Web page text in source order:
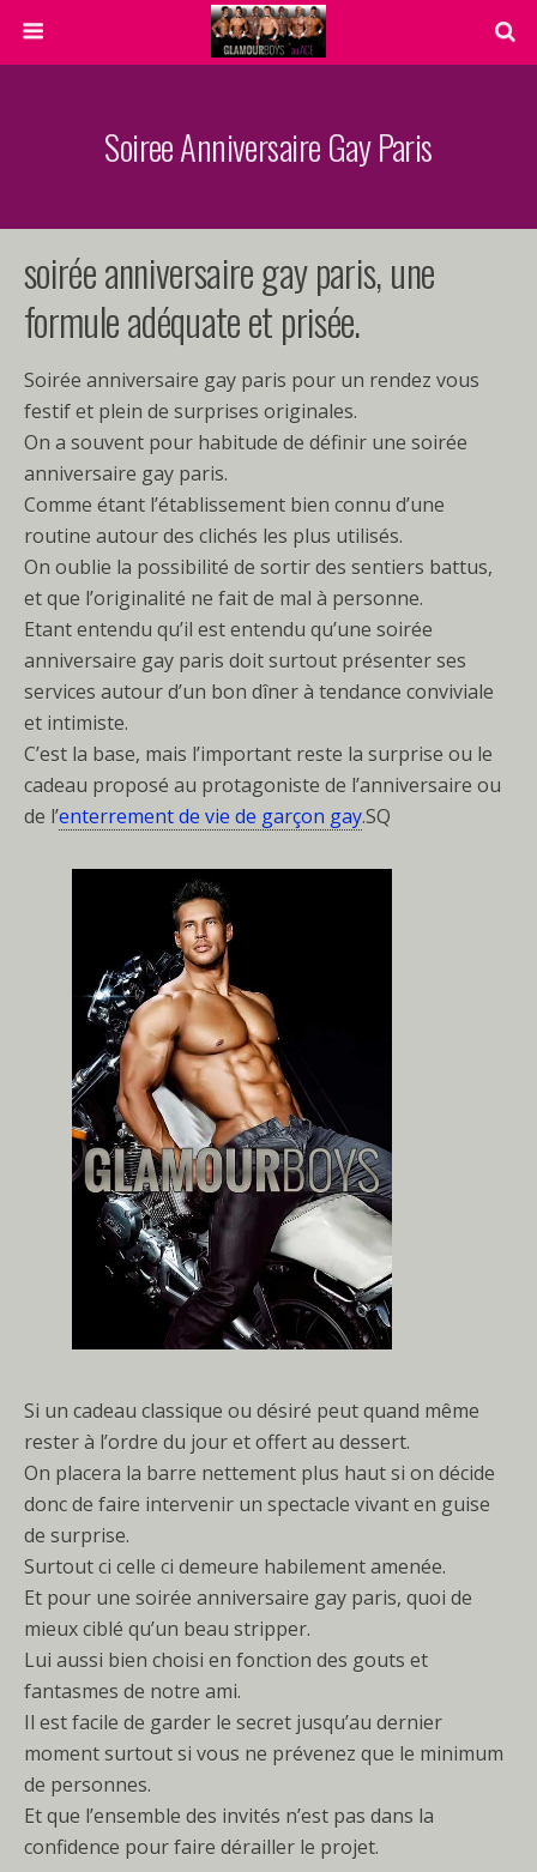
Soiree Anniversaire Gay Paris
soirée anniversaire gay paris, une
formule adéquate et prisée.
Soirée anniversaire gay paris pour un rendez vous
festif et plein de surprises originales.
On a souvent pour habitude de définir une soirée
anniversaire gay paris.
Comme étant l’établissement bien connu d’une
routine autour des clichés les plus utilisés.
On oublie la possibilité de sortir des sentiers battus,
et que l’originalité ne fait de mal à personne.
Etant entendu qu’il est entendu qu’une soirée
anniversaire gay paris doit surtout présenter ses
services autour d’un bon dîner à tendance conviviale
et intimiste.
C’est la base, mais l’important reste la surprise ou le
cadeau proposé au protagoniste de l’anniversaire ou
de l’enterrement de vie de garçon gay.SQ
Si un cadeau classique ou désiré peut quand même
rester à l’ordre du jour et offert au dessert.
On placera la barre nettement plus haut si on décide
donc de faire intervenir un spectacle vivant en guise
de surprise.
Surtout ci celle ci demeure habilement amenée.
Et pour une soirée anniversaire gay paris, quoi de
mieux ciblé qu’un beau stripper.
Lui aussi bien choisi en fonction des gouts et
fantasmes de notre ami.
Il est facile de garder le secret jusqu’au dernier
moment surtout si vous ne prévenez que le minimum
de personnes.
Et que l’ensemble des invités n’est pas dans la
confidence pour faire dérailler le projet.